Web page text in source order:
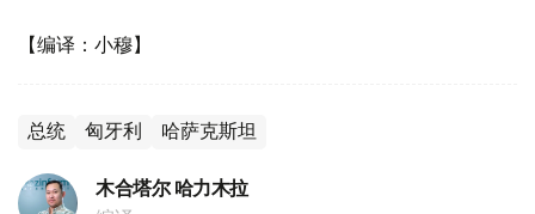
【编译：小穆】
总统 匈牙利 哈萨克斯坦
木合塔尔 哈力木拉